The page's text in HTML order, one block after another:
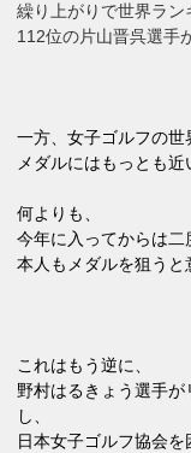
繰り上がりで世界ラン
112位の片山晋呉選手
一方、女子ゴルフの
メダルにはもっとも近
何よりも、
今年に入ってからは二
本人もメダルを狙うと
これはもう逆に、
野村はるきょう選手
し、
日本女子ゴルフ協会を